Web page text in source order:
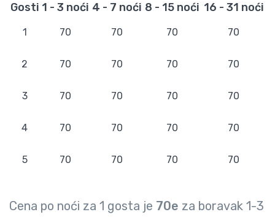
Gosti 1 - 3 noći 4 - 7 noći 8 - 15 noći 16 - 31 noći
1 70 70 70 70
2 70 70 70 70
3 70 70 70 70
4 70 70 70 70
5 70 70 70 70
Cena po noći za 1 gosta je 70e za boravak 1-3